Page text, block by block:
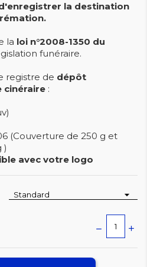
la destination
la loi n°2008-1350 du
funéraire.
registre de dépôt
cinéraire :
(Couverture de 250 g et
)
avec votre logo